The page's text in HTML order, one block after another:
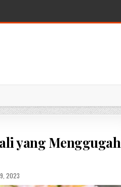
yang Menggugah
DATE:
2023